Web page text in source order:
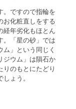
。ですので指輪を
お化粧直しをする
経年劣化もほとん
。「星の砂」では
」という同じく
ジウム」は隕石か
りのもとにたどり
ょう。